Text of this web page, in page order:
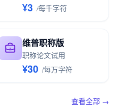
¥3 /每千字符
维普职称版
职称论文试用
¥30 /每万字符
查看全部 →